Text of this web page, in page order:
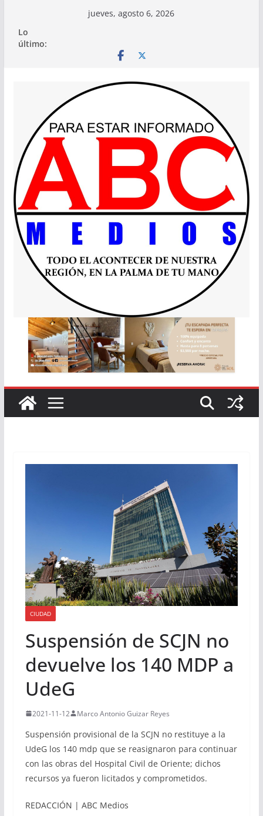
contenido
jueves, agosto 6, 2026
Lo
último:
CIUDAD
Suspensión de SCJN no
devuelve los 140 MDP a
UdeG
2021-11-12 Marco Antonio Guizar Reyes
Suspensión provisional de la SCJN no restituye a la
UdeG los 140 mdp que se reasignaron para continuar
con las obras del Hospital Civil de Oriente; dichos
recursos ya fueron licitados y comprometidos.
REDACCIÓN | ABC Medios